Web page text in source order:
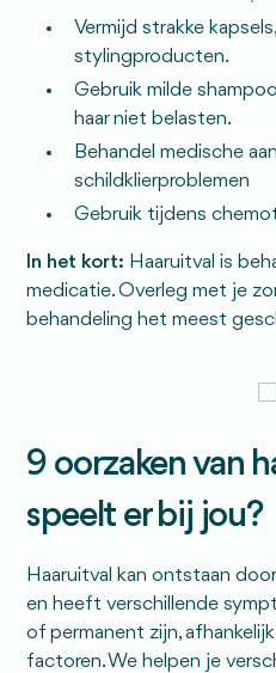
Vermijd strakke
stylingproducten.
Gebruik milde
haar niet belasten.
Behandel medische
schildklierproblemen
Gebruik tijdens
In het kort: Haaruitval is
medicatie. Overleg met je
behandeling het meest
9 oorzaken van
speelt er bij jou?
Haaruitval kan ontstaan
en heeft verschillende
of permanent zijn,
factoren. We helpen je